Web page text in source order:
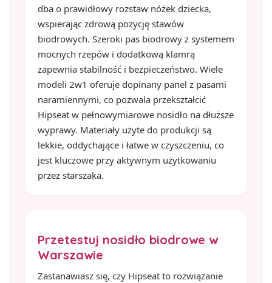
dba o prawidłowy rozstaw nóżek dziecka,
wspierając zdrową pozycję stawów
biodrowych. Szeroki pas biodrowy z systemem
mocnych rzepów i dodatkową klamrą
zapewnia stabilność i bezpieczeństwo. Wiele
modeli 2w1 oferuje dopinany panel z pasami
naramiennymi, co pozwala przekształcić
Hipseat w pełnowymiarowe nosidło na dłuższe
wyprawy. Materiały użyte do produkcji są
lekkie, oddychające i łatwe w czyszczeniu, co
jest kluczowe przy aktywnym użytkowaniu
przez starszaka.
Przetestuj nosidło biodrowe w
Warszawie
Zastanawiasz się, czy Hipseat to rozwiązanie